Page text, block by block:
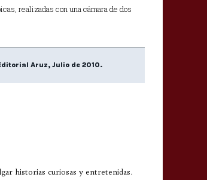
realizadas con una cámara de dos
Aruz, Julio de 2010.
historias curiosas y entretenidas.